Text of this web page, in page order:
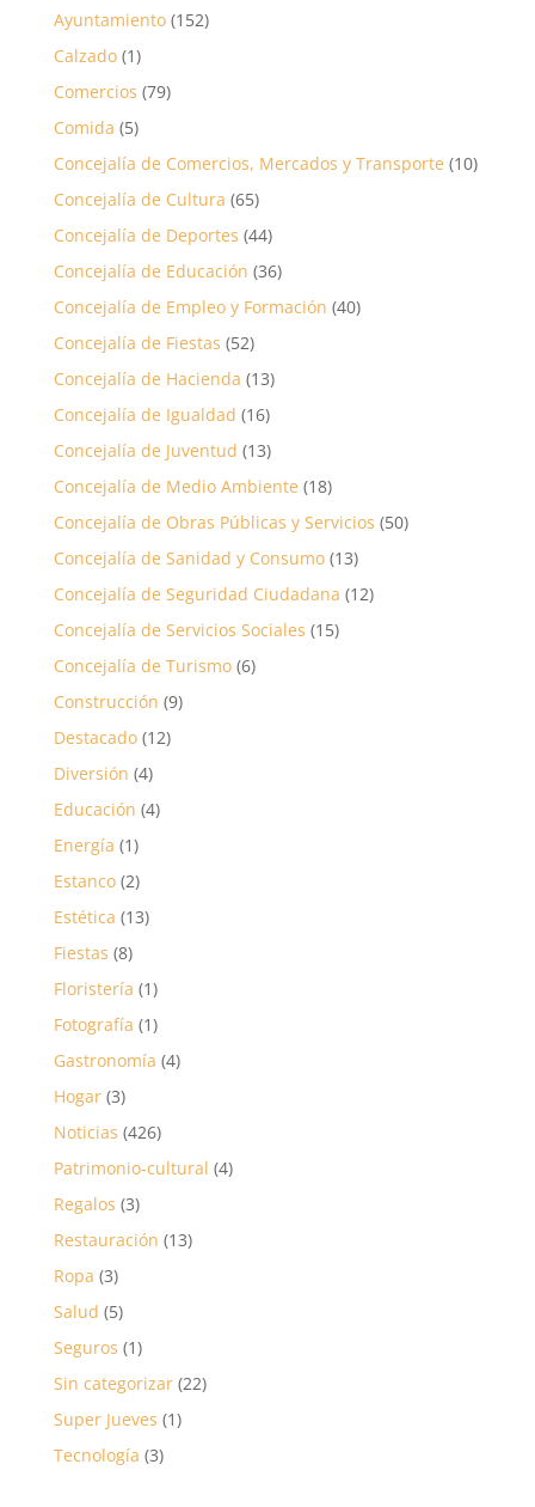
Ayuntamiento(152)
Calzado(1)
Comercios (79)
Comida (5)
Concejalía de Comercios, Mercados y Transporte (10)
Concejalía de Cultura (65)
Concejalía de Deportes (44)
Concejalía de Educación (36)
Concejalía de Empleo y Formación (40)
Concejalía de Fiestas (52)
Concejalía de Hacienda (13)
Concejalía de Igualdad (16)
Concejalía de Juventud (13)
Concejalía de Medio Ambiente (18)
Concejalía de Obras Públicas y Servicios (50)
Concejalía de Sanidad y Consumo(13)
Concejalía de Seguridad Ciudadana (12)
Concejalía de Servicios Sociales (15)
Concejalía de Turismo(6)
Construcción (9)
Destacado(12)
Diversión (4)
Educación (4)
Energía (1)
Estanco(2)
Estética (13)
Fiestas (8)
Floristería (1)
Fotografía (1)
Gastronomía (4)
Hogar(3)
Noticias (426)
Patrimonio-cultural (4)
Regalos (3)
Restauración (13)
Ropa (3)
Salud (5)
Seguros (1)
Sin categorizar(22)
Super Jueves (1)
Tecnología (3)